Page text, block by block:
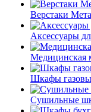
Верстаки
Аксессуары
Медицинская
Шкафы
Сушильные